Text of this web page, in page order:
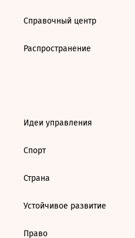
Справочный центр
Распространение
Идеи управления
Спорт
Страна
Устойчивое развитие
Право